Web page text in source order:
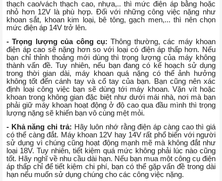
thạch cao/vách thạch cao, nhựa,.. thì mức điện áp bằng hoặc
nhỏ hơn 12V là phù hợp. Đối với những công việc nặng như
khoan sắt, khoan kim loại, bê tông, gạch men,... thì nên chọn
mức điện áp 14V trở lên.
- Trọng lượng của công cụ: Thông thường, các máy khoan
điện áp cao sẽ nặng hơn so với loại có điện áp thấp hơn. Nếu
bạn chỉ thỉnh thoảng mới dùng thì trọng lượng của máy không
thành vấn đề. Tuy nhiên, nếu bạn đang có kế hoạch sử dụng
trong thời gian dài, máy khoan quá nặng có thể ảnh hưởng
không tốt đến cánh tay và cổ tay của bạn. Bạn cũng nên xác
định loại công việc bạn sẽ dùng tới máy khoan. Vặn vít hoặc
khoan trong không gian đặc biệt như dưới mái nhà, nơi mà bạn
phải giữ máy khoan hoạt động ở độ cao qua đầu mình thì trọng
lượng nặng sẽ khiến bạn vô cùng mệt mỏi.
- Khả năng chi trả: Hãy luôn nhớ rằng điện áp càng cao thì giá
có thể càng đắt. Máy khoan 12V hay 14V rất phổ biến với người
sử dụng vì chúng cũng hoạt động mạnh mẽ mà không đắt như
loại 18V. Tuy nhiên, tiết kiệm quá mức không phải lúc nào cũng
tốt. Hãy nghĩ về nhu cầu dài hạn. Nếu bạn mua một công cụ điện
áp thấp chỉ để tiết kiệm chi phí, bạn có thể gặp vấn đề trong dài
hạn nếu muốn sử dụng chúng cho các công việc nặng.